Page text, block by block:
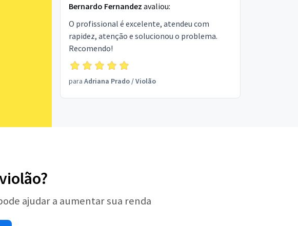
Bernardo Fernandez avaliou:
O profissional é excelente, atendeu com
rapidez, atenção e solucionou o problema.
Recomendo!
para Adriana Prado/Violão
ajudar a aumentar sua renda